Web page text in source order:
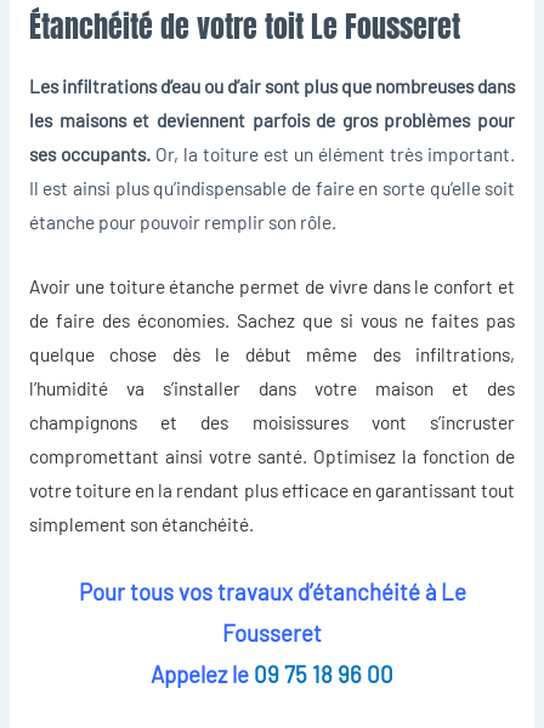
Étanchéité de votre toit Le Fousseret
Les infiltrations d’eau ou d’air sont plus que nombreuses dans
les maisons et deviennent parfois de gros problèmes pour
ses occupants.Or, la toiture est un élément très important.
Il est ainsi plus qu’indispensable de faire en sorte qu’elle soit
étanche pour pouvoir remplir son rôle.
Avoir une toiture étanche permet de vivre dans le confort et
de faire des économies. Sachez que si vous ne faites pas
quelque chose dès le début même des infiltrations,
l’humidité va s’installer dans votre maison et des
champignons et des moisissures vont s’incruster
compromettant ainsi votre santé. Optimisez la fonction de
votre toiture en la rendant plus efficace en garantissant tout
simplement son étanchéité.
Pour tous vos travaux d’étanchéité à Le
Fousseret
Appelez le 09 75 18 96 00